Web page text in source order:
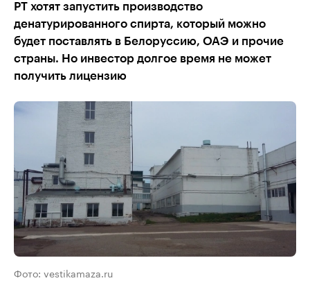
РТ хотят запустить производство
денатурированного спирта, который можно
будет поставлять в Белоруссию, ОАЭ и прочие
страны. Но инвестор долгое время не может
получить лицензию
Фото: vestikamaza.ru